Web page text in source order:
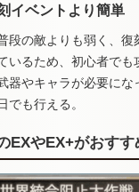
イベントより簡単
段の敵よりも弱く、復
いるため、初心者でも
器やキャラが必要にな
でも行える。
EXやEX+がおすす